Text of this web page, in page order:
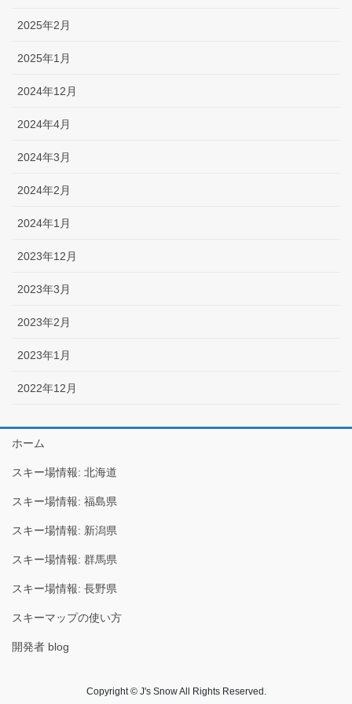
2025年2月
2025年1月
2024年12月
2024年4月
2024年3月
2024年2月
2024年1月
2023年12月
2023年3月
2023年2月
2023年1月
2022年12月
ホーム
スキー場情報: 北海道
スキー場情報: 福島県
スキー場情報: 新潟県
スキー場情報: 群馬県
スキー場情報: 長野県
スキーマップの使い方
開発者 blog
Copyright © J's Snow All Rights Reserved.